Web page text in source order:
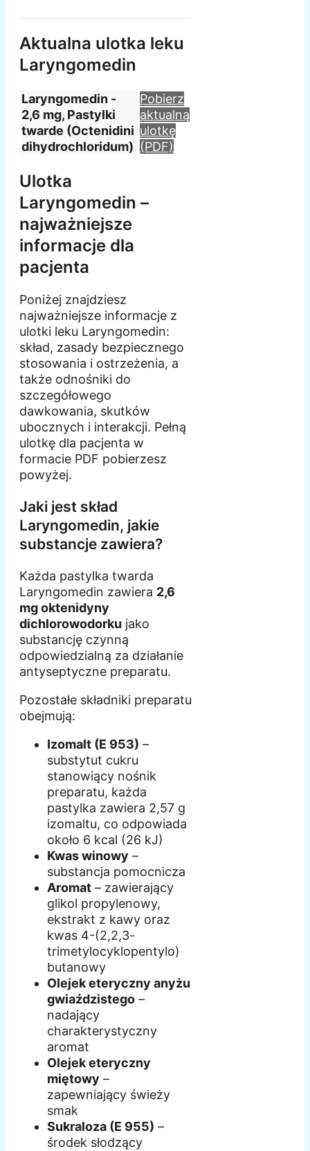
Aktualna ulotka leku
Laryngomedin
Laryngomedin -
2,6 mg, Pastylki
twarde (Octenidini
dihydrochloridum)
Pobierz
aktualną
ulotkę
(PDF)
Ulotka
Laryngomedin –
najważniejsze
informacje dla
pacjenta
Poniżej znajdziesz
najważniejsze informacje z
ulotki leku Laryngomedin:
skład, zasady bezpiecznego
stosowania i ostrzeżenia, a
także odnośniki do
szczegółowego
dawkowania, skutków
ubocznych i interakcji. Pełną
ulotkę dla pacjenta w
formacie PDF pobierzesz
powyżej.
Jaki jest skład
Laryngomedin, jakie
substancje zawiera?
Każda pastylka twarda
Laryngomedin zawiera 2,6
mg oktenidyny
dichlorowodorku jako
substancję czynną
odpowiedzialną za działanie
antyseptyczne preparatu.
Pozostałe składniki preparatu
obejmują:
Izomalt (E 953) –
substytut cukru
stanowiący nośnik
preparatu, każda
pastylka zawiera 2,57 g
izomaltu, co odpowiada
około 6 kcal (26 kJ)
Kwas winowy –
substancja pomocnicza
Aromat – zawierający
glikol propylenowy,
ekstrakt z kawy oraz
kwas 4-(2,2,3-
trimetylocyklopentylo)
butanowy
Olejek eteryczny anyżu
gwiaździstego –
nadający
charakterystyczny
aromat
Olejek eteryczny
miętowy –
zapewniający świeży
smak
Sukraloza (E 955) –
środek słodzący